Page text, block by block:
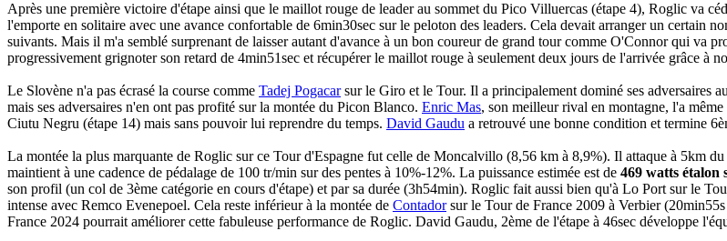
Après une première victoire d'étape ainsi que le maillot rouge de leader au sommet du Pico Villuercas (étape 4), Roglic va
l'emporte en solitaire avec une avance confortable de 6min30sec sur le peloton des leaders. Cela devait arranger un certain
suivants. Mais il m'a semblé surprenant de laisser autant d'avance à un bon coureur de grand tour comme O'Connor qui va
progressivement grignoter son retard de 4min51sec et récupérer le maillot rouge à seulement deux jours de l'arrivée grâce à
Le Slovène n'a pas écrasé la course comme Tadej Pogacarsur le Giro et le Tour. Il a principalement dominé ses adversaires
mais ses adversaires n'en ont pas profité sur la montée du Picon Blanco. Enric Mas, son meilleur rival en montagne, l'a
Ciutu Negru (étape 14) mais sans pouvoir lui reprendre du temps. David Gaudu a retrouvé une bonne condition et termine
La montée la plus marquante de Roglic sur ce Tour d'Espagne fut celle de Moncalvillo (8,56 km à 8,9%). Il attaque à 5km
maintient à une cadence de pédalage de 100 tr/min sur des pentes à 10%-12%. La puissance estimée est de 469 watts étalon
son profil (un col de 3ème catégorie en cours d'étape) et par sa durée (3h54min). Roglic fait aussi bien qu'à Lo Port sur le
intense avec Remco Evenepoel. Cela reste inférieur à la montée de Contadorsur le Tour de France 2009 à Verbier
France 2024 pourrait améliorer cette fabuleuse performance de Roglic. David Gaudu, 2ème de l'étape à 46sec développe